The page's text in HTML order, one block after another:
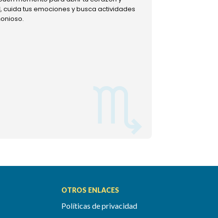
cuida tus emociones y busca actividades
OTROS ENLACES
Políticas de privacidad